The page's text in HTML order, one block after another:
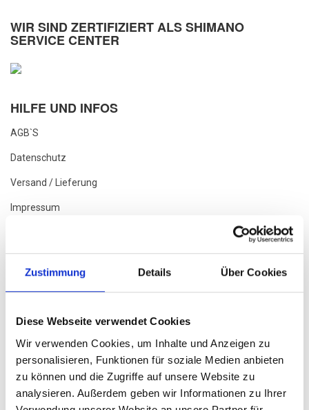
Zustimmung Details Über Cookies
Diese Webseite verwendet Cookies
Wir verwenden Cookies, um Inhalte und Anzeigen zu
personalisieren, Funktionen für soziale Medien anbieten
zu können und die Zugriffe auf unsere Website zu
analysieren. Außerdem geben wir Informationen zu Ihrer
WIR SIND ZERTIFIZIERT ALS SHIMANO
SERVICE CENTER
HILFE UND INFOS
AGB`s
Datenschutz
Versand / Lieferung
Impressum
Widerrufsrecht
Infos Zu Lieferzeiten
Tauschrausch Bei Rad&Sport
Schaden Melden
Unser Fahrrad ABC / FAQ